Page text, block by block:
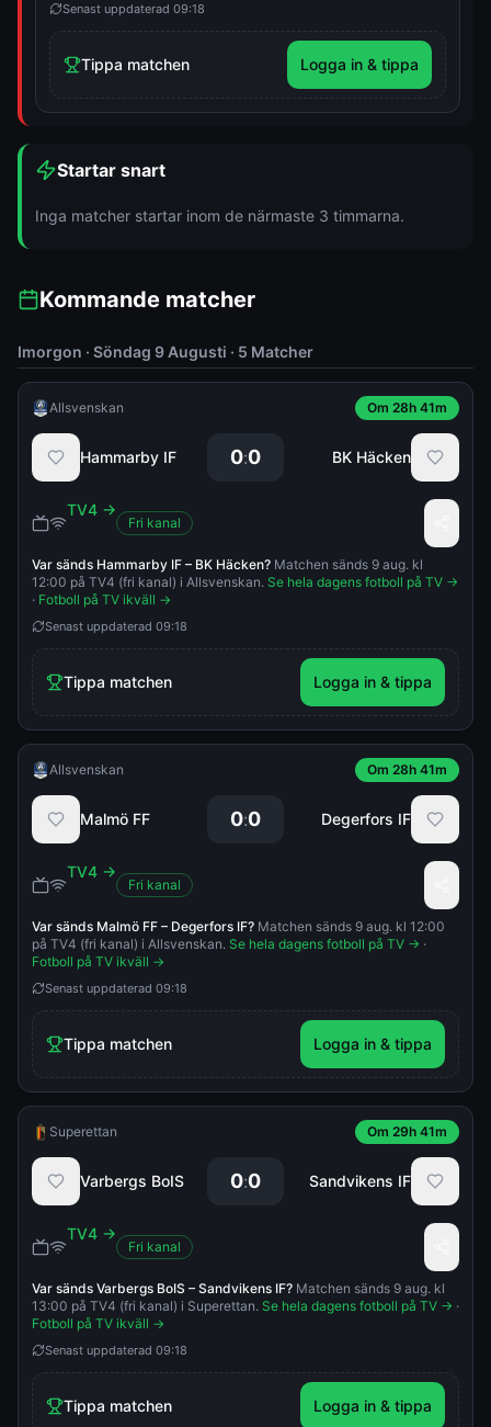
Senast uppdaterad 09:18
Tippa matchen Logga in & tippa
Startar snart
Inga matcher startar inom de närmaste 3 timmarna.
Kommande matcher
Imorgon · Söndag 9 Augusti · 5 Matcher
Allsvenskan Om 28h 41m
Hammarby IF 0:0 BK Häcken
TV4 →
Fri kanal
Var sänds Hammarby IF – BK Häcken? Matchen sänds 9 aug. kl
12:00 på TV4 (fri kanal) i Allsvenskan. Se hela dagens fotboll på TV →
· Fotboll på TV ikväll →
Senast uppdaterad 09:18
Tippa matchen Logga in & tippa
Allsvenskan Om 28h 41m
Malmö FF 0:0 Degerfors IF
TV4 →
Fri kanal
Var sänds Malmö FF – Degerfors IF? Matchen sänds 9 aug. kl 12:00
på TV4 (fri kanal) i Allsvenskan. Se hela dagens fotboll på TV → ·
Fotboll på TV ikväll →
Senast uppdaterad 09:18
Tippa matchen Logga in & tippa
Superettan Om 29h 41m
Varbergs BoIS 0:0 Sandvikens IF
TV4 →
Fri kanal
Var sänds Varbergs BoIS – Sandvikens IF? Matchen sänds 9 aug. kl
13:00 på TV4 (fri kanal) i Superettan. Se hela dagens fotboll på TV → ·
Fotboll på TV ikväll →
Senast uppdaterad 09:18
Tippa matchen Logga in & tippa